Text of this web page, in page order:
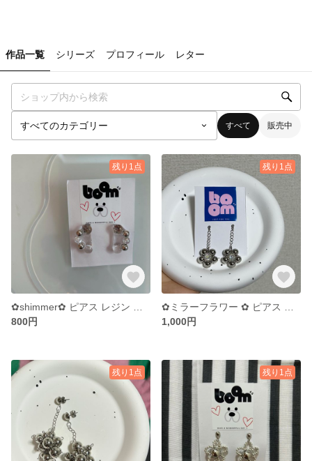
作品一覧 シリーズ プロフィール レター
すべて 販売中
残り1点
800円
残り1点
1,000円
残り1点 残り1点